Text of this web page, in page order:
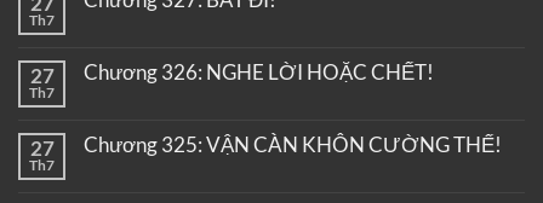
Th7
27
Th7
Chương 326: NGHE LỜI HOẶC CHẾT!
27
Th7
Chương 325: VẬN CÀN KHÔN CƯỜNG THẾ!